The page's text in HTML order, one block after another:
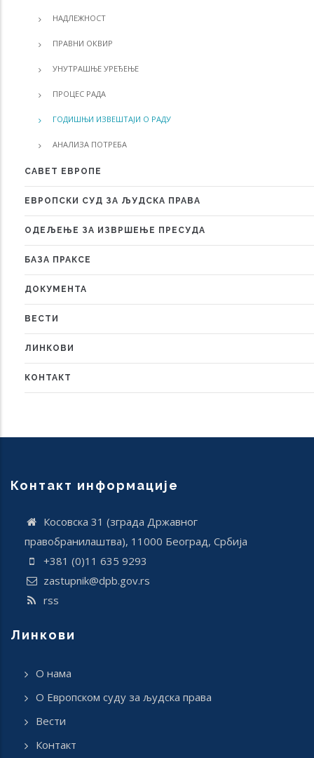
НАДЛЕЖНОСТ
ПРАВНИ ОКВИР
УНУТРАШЊЕ УРЕЂЕЊЕ
ПРОЦЕС РАДА
ГОДИШЊИ ИЗВЕШТАЈИ О РАДУ
АНАЛИЗА ПОТРЕБА
САВЕТ ЕВРОПЕ
ЕВРОПСКИ СУД ЗА ЉУДСКА ПРАВА
ОДЕЉЕЊЕ ЗА ИЗВРШЕЊЕ ПРЕСУДА
БАЗА ПРАКСЕ
ДОКУМЕНТА
ВЕСТИ
ЛИНКОВИ
КОНТАКТ
Контакт информације
Косовска 31 (зграда Државног
правобранилаштва), 11000 Београд, Србија
+381 (0)11 635 9293
zastupnik@dpb.gov.rs
rss
Линкови
О нама
О Европском суду за људска права
Вести
Контакт